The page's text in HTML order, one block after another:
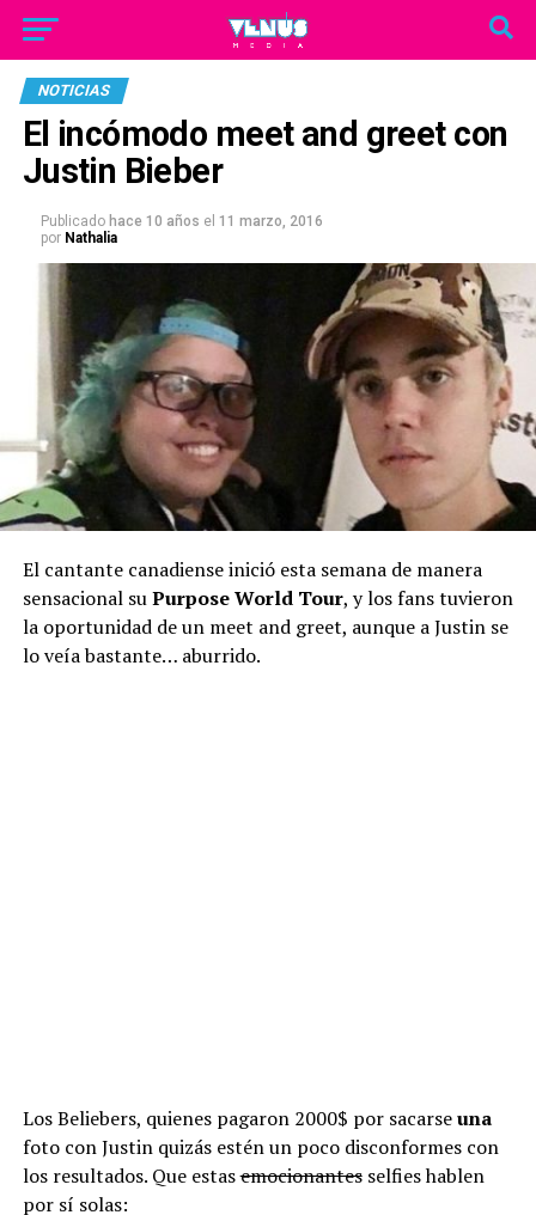
NOTICIAS
El incómodo meet and greet con
Justin Bieber
Publicado hace 10 años el 11 marzo, 2016
por Nathalia
El cantante canadiense inició esta semana de manera
sensacional suPurpose World Tour, y los fans tuvieron
la oportunidad de un meet and greet, aunque a Justin se
lo veía bastante… aburrido.
Los Beliebers, quienes pagaron 2000$ por sacarseuna
foto con Justin quizás estén un poco disconformes con
los resultados. Que estasemocionantesselfies hablen
por sí solas: